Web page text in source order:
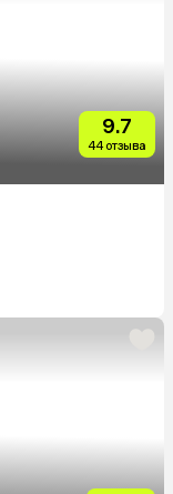
9.7
44 отзыва